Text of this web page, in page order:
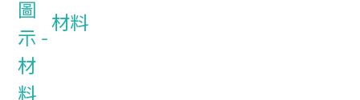
材料